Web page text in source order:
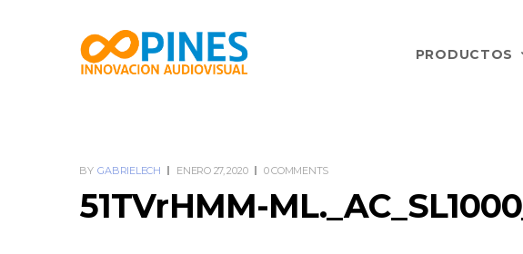
PRODUCTOS
BY GABRIELECH ENERO 27, 2020 0 COMMENTS
51TVrHMM-ML._AC_SL1000_